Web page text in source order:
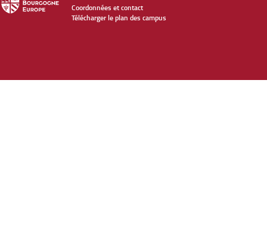
Coordonnées et contact
Télécharger le plan des campus